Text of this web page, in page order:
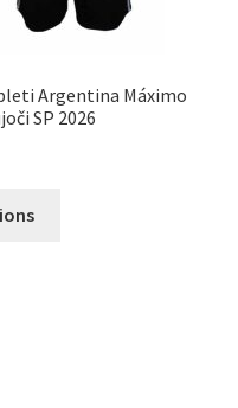
Argentina Máximo
SP 2026